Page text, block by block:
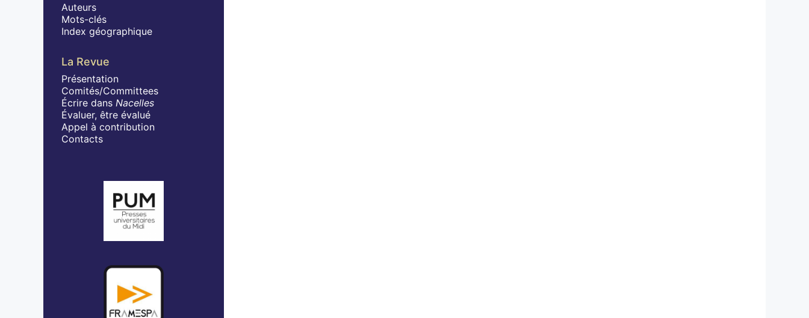
Auteurs
Mots-clés
Index géographique
La Revue
Présentation
Comités/Committees
Écrire dans Nacelles
Évaluer, être évalué
Appel à contribution
Contacts